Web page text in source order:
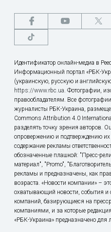
Идентификатор онлайн-медиа в
Информационный портал «РБК-
(украинскую, русскую и
https://www.rbc.ua. Фотографии,
правообладателям. Все
журналисты РБК-Украина,
Commons Attribution 4.0
разделять точку зрения авторов.
опровержению и подтверждению их
содержание рекламы
обозначенные плашкой: "Пресс-
материал", "Promo",
рекламы и предназначены, как
возраста. «Новости компании» –
охватывающий новости, события и
компаний, базирующиеся на
компаниями, и за которые
«РБК-Украина» предназначено для